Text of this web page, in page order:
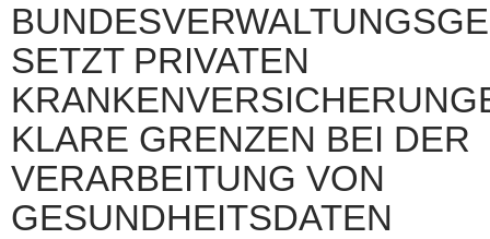
SETZT PRIVATEN
KLARE GRENZEN BEI DER
VERARBEITUNG VON
GESUNDHEITSDATEN